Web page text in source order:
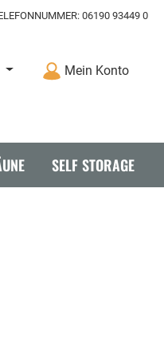
06190 93449 0
Mein Konto
SELF STORAGE